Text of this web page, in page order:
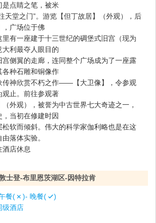
是点睛之笔，被米
天堂之门”。游览【但丁故居】（外观），后
，广场位于佛
里有一座建于十三世纪的碉堡式旧宫（现为
利最夺人眼目的
宫侧翼的走廊，连同整个广场成为了一座露
各种石雕和铜像作
传神欣赏不朽之作——【大卫像】，令参观
观止。前往参观著
外观），被誉为中古世界七大奇迹之一，
当初在修建时因
松软而倾斜。伟大的科学家伽利略也是在这
落体实验。
酒店休息
士登-布里恩茨湖区-因特拉肯
餐( )- 晚餐(
)
级酒店